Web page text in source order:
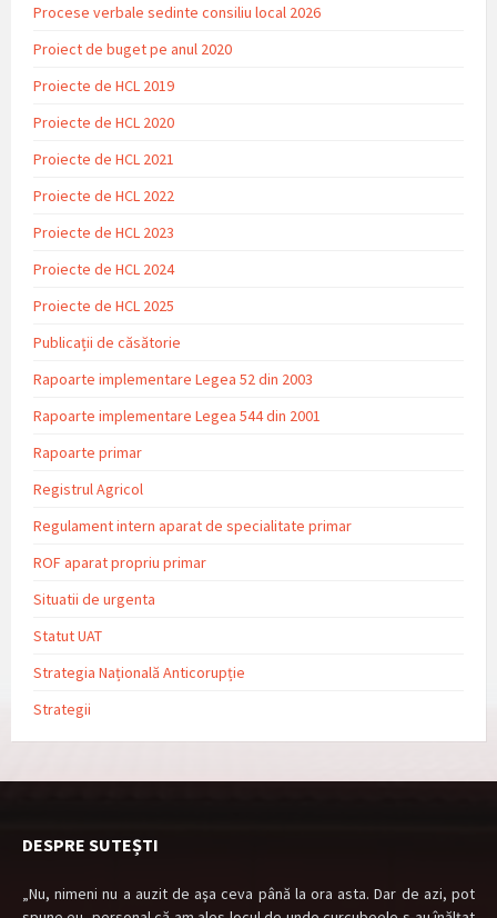
Procese verbale sedinte consiliu local 2026
Proiect de buget pe anul 2020
Proiecte de HCL 2019
Proiecte de HCL 2020
Proiecte de HCL 2021
Proiecte de HCL 2022
Proiecte de HCL 2023
Proiecte de HCL 2024
Proiecte de HCL 2025
Publicații de căsătorie
Rapoarte implementare Legea 52 din 2003
Rapoarte implementare Legea 544 din 2001
Rapoarte primar
Registrul Agricol
Regulament intern aparat de specialitate primar
ROF aparat propriu primar
Situatii de urgenta
Statut UAT
Strategia Națională Anticorupție
Strategii
DESPRE SUTEȘTI
„Nu, nimeni nu a auzit de aşa ceva până la ora asta. Dar de azi, pot